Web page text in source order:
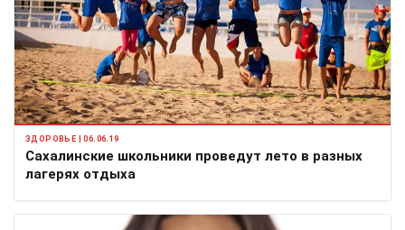
ЗДОРОВЬЕ | 06.06.19
Сахалинские школьники проведут лето в разных
лагерях отдыха